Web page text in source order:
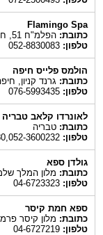
Flamingo Spa
כתובת:הפלמ"ח 51, חיפה
טלפון:052-8830083
הולמס פלייס חיפה
כתובת:גרנד קניון, חיפה
טלפון:076-5993435
לאונרדו קלאב טבריה
כתובת:טבריה
טלפון:03-9223392,04-6714430,052-3600232
גולדן ספא
כתובת:מלון המלך
טלפון:04-6723323
ספא חמת קיסר
כתובת:מלון קיסר
טלפון:04-6727219